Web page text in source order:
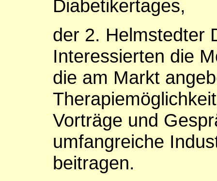
Diabetikertages,
der 2. Helmstedter
Interessierten die
die am Markt
Vorträge und
umfangreiche
beitragen.